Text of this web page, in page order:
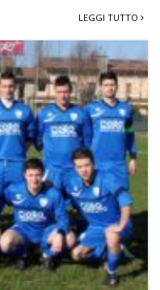
LEGGI TUTTO